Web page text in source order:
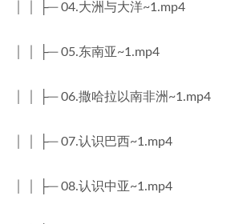
│ │ ├─ 04.大洲与大洋~1.mp4
│ │ ├─ 05.东南亚~1.mp4
│ │ ├─ 06.撒哈拉以南非洲~1.mp4
│ │ ├─ 07.认识巴西~1.mp4
│ │ ├─ 08.认识中亚~1.mp4